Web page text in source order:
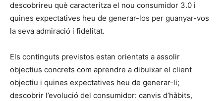
descobrireu què caracteritza el nou consumidor 3.0 i
quines expectatives heu de generar-los per guanyar-vos
la seva admiració i fidelitat.
Els continguts previstos estan orientats a assolir
objectius concrets com aprendre a dibuixar el client
objectiu i quines expectatives heu de generar-li;
descobrir l’evolució del consumidor: canvis d’hàbits,